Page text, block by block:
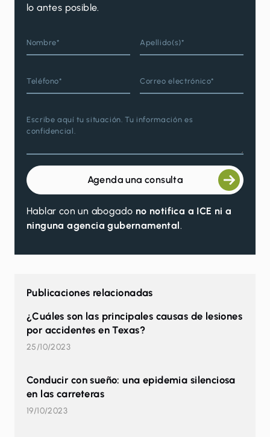
lo antes posible.
Nombre* Apellido(s)*
Teléfono* Correo electrónico*
Escribe aquí tu situación. Tu información es
confidencial.
Agenda una consulta
Hablar con un abogado no notifica a ICE ni a
ninguna agencia gubernamental.
Publicaciones relacionadas
¿Cuáles son las principales causas de lesiones
por accidentes en Texas?
25/10/2023
Conducir con sueño: una epidemia silenciosa
en las carreteras
19/10/2023